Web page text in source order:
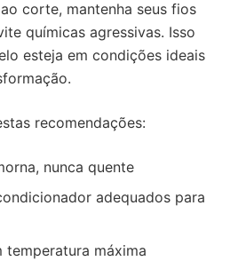
corte, mantenha seus fios
químicas agressivas. Isso
esteja em condições ideais
recomendações:
nunca quente
adequados para
temperatura máxima